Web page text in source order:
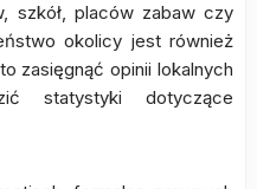
szkół, placów zabaw czy
okolicy jest również
zasięgnąć opinii lokalnych
statystyki dotyczące